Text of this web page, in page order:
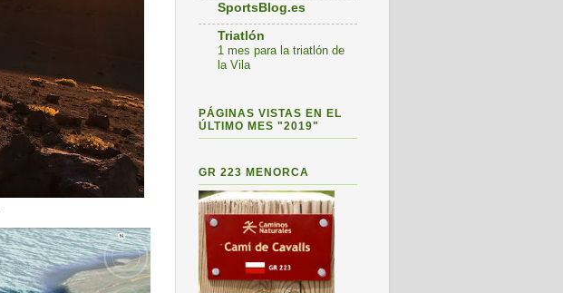
SportsBlog.es
Triatlón
1 mes para la triatlón de
la Vila
PÁGINAS VISTAS EN EL
ÚLTIMO MES "2019"
GR 223 MENORCA